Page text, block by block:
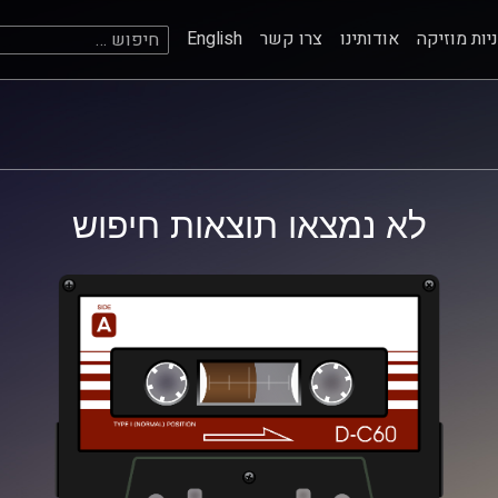
מוזיקה אודותינו צרו קשר English חיפוש:
לא נמצאו תוצאות חיפוש